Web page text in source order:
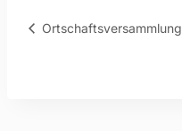
Ortschaftsversammlung